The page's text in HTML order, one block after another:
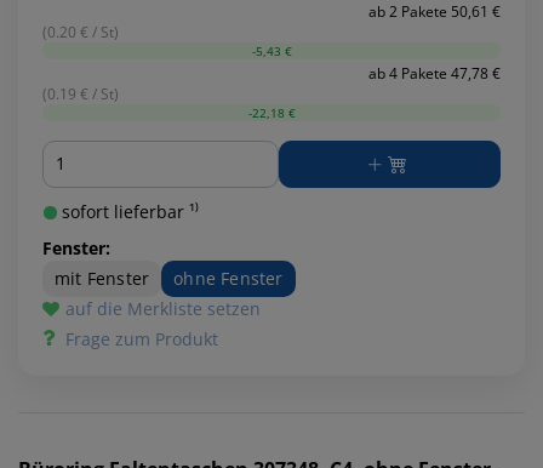
ab 2 Pakete 50,61 €
(0.20 € / St)
-5,43 €
ab 4 Pakete 47,78 €
(0.19 € / St)
-22,18 €
Menge
sofort lieferbar ¹⁾
Fenster:
mit Fenster
ohne Fenster
auf die Merkliste setzen
Frage zum Produkt